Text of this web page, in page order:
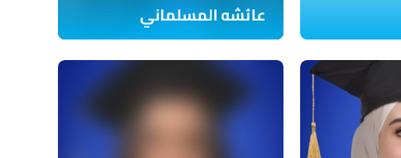
عائشه المسلماني